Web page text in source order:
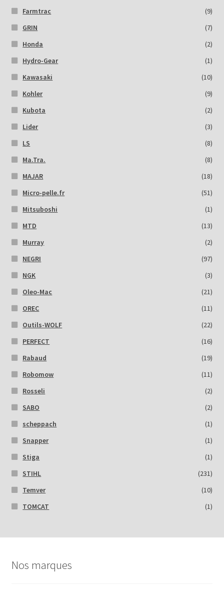
Farmtrac
(9)
GRIN
(7)
Honda
(2)
Hydro-Gear
(1)
Kawasaki
(10)
Kohler
(9)
Kubota
(2)
Lider
(3)
LS
(8)
Ma.Tra.
(8)
MAJAR
(18)
Micro-pelle.fr
(51)
Mitsuboshi
(1)
MTD
(13)
Murray
(2)
NEGRI
(97)
NGK
(3)
Oleo-Mac
(21)
OREC
(11)
Outils-WOLF
(22)
PERFECT
(16)
Rabaud
(19)
Robomow
(11)
Rosseli
(2)
SABO
(2)
scheppach
(1)
Snapper
(1)
Stiga
(1)
STIHL
(231)
Temver
(10)
TOMCAT
(1)
Nos marques